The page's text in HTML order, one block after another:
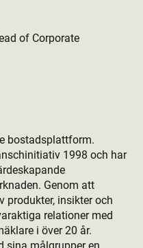
of Corporate
bostads­plattform.
1998 och har
Genom att
produkt­er, insikter och
relationer med
i över 20 år.